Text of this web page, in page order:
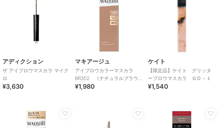
アディクション
ザ アイブロウマスカラ マイク
ロ
¥3,630
マキアージュ
アイブロウカラーマスカラ
BR302 （ナチュラルブラウ
ン）
¥1,980
ケイト
【限定品】ケイト グリッタ
ーブロウマスカラ ＧＤ－１
¥1,540